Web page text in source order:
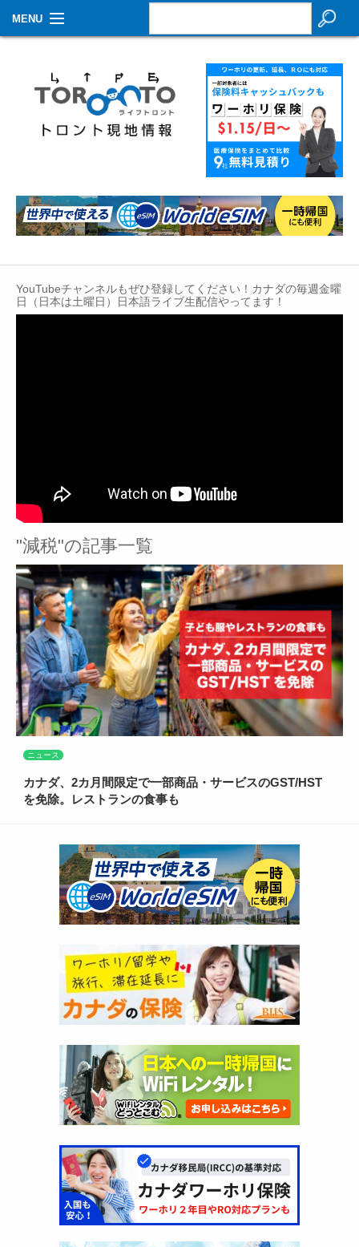
MENU
生活情報
その他
イベントカレンダー
About Us
YouTubeチャンネルもぜひ登録してください！カナダの毎週金曜
日（日本は土曜日）日本語ライブ生配信やってます！
"減税"の記事一覧
ニュース
カナダ、2カ月間限定で一部商品・サービスのGST/HST
を免除。レストランの食事も